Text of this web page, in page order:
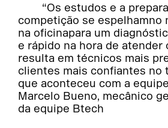
“Os estudos e a
competição se espelhamno
na oficinapara um
e rápido na hora de atender
resulta em técnicos mais
clientes mais confiantes no
que aconteceu com a
Marcelo Bueno, mecânico
da equipe Btech